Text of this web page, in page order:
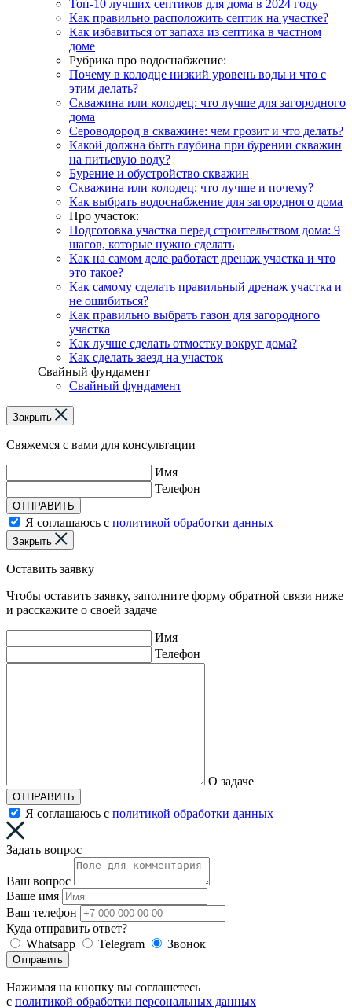
Топ-10 лучших септиков для дома в 2024 году
Как правильно расположить септик на участке?
Как избавиться от запаха из септика в частном
доме
Рубрика про водоснабжение:
Почему в колодце низкий уровень воды и что с
этим делать?
Скважина или колодец: что лучше для загородного
дома
Сероводород в скважине: чем грозит и что делать?
Какой должна быть глубина при бурении скважин
на питьевую воду?
Бурение и обустройство скважин
Скважина или колодец: что лучше и почему?
Как выбрать водоснабжение для загородного дома
Про участок:
Подготовка участка перед строительством дома: 9
шагов, которые нужно сделать
Как на самом деле работает дренаж участка и что
это такое?
Как самому сделать правильный дренаж участка и
не ошибиться?
Как правильно выбрать газон для загородного
участка
Как лучше сделать отмостку вокруг дома?
Как сделать заезд на участок
Свайный фундамент
Свайный фундамент
Закрыть
Свяжемся с вами для консультации
Имя
Телефон
ОТПРАВИТЬ
Я соглашаюсь с политикой обработки данных
Закрыть
Оставить заявку
Чтобы оставить заявку, заполните форму обратной связи ниже
и расскажите о своей задаче
Имя
Телефон
О задаче
ОТПРАВИТЬ
Я соглашаюсь с политикой обработки данных
Задать вопрос
Ваш вопрос
Ваше имя
Ваш телефон
Куда отправить ответ?
Whatsapp
Telegram Звонок
Отправить
Нажимая на кнопку вы соглашетесь
с политикой обработки персональных данных